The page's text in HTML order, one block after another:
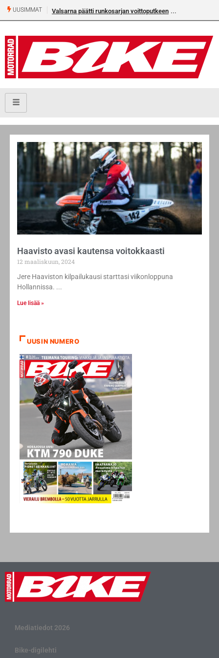
UUSIMMAT Valsarna päätti runkosarjan voittoputkeen
Haavisto avasi kautensa voitokkaasti
12 maaliskuun, 2024
Jere Haaviston kilpailukausi starttasi viikonloppuna
Hollannissa.
Lue lisää »
UUSIN NUMERO
Mediatiedot 2026
Bike-digilehti